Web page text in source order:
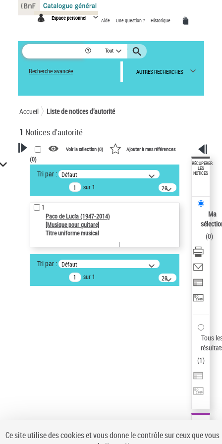
Espace personnel Aide Une question ? Historique
Tout
Recherche avancée AUTRES RECHERCHES
Accueil Liste de notices d’autorité
1 Notices d'autorité
VOTRE RECHERCHE
Recherche avancée dans les
notices d’autorité
Œuvres liées à l'auteur :
Paco de Lucía (1947-2014)
Type de notice d'autorité
Voir la sélection (0) Ajouter à mes références
(0)
Tri par : Défaut
sur 1
20
résultats/page
1
Paco de Lucía (1947-2014)
[Musique pour guitare]
Titre uniforme musical
Tri par : Défaut
sur 1
20
résultats/page
RÉCUPÉRER
LES
NOTICES
Ma
(0)
Tous
(1)
Panneau de gestion des cookies
Ce site utilise des cookies et vous donne le contrôle sur ceux que vous